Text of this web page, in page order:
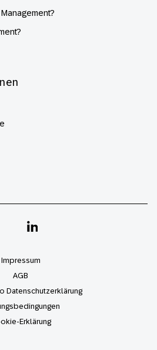
Linkedin
Impressum
AGB
Datenschutzerklärung
Erklärung